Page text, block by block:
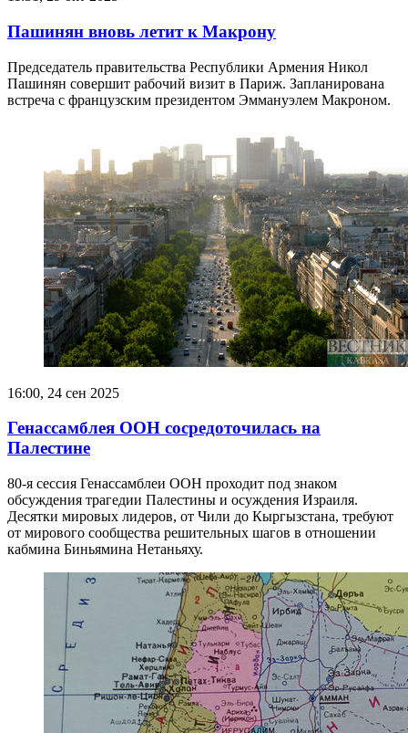
Пашинян вновь летит к Макрону
Председатель правительства Республики Армения Никол
Пашинян совершит рабочий визит в Париж. Запланирована
встреча с французским президентом Эммануэлем Макроном.
16:00, 24 сен 2025
Генассамблея ООН сосредоточилась на
Палестине
80-я сессия Генассамблеи ООН проходит под знаком
обсуждения трагедии Палестины и осуждения Израиля.
Десятки мировых лидеров, от Чили до Кыргызстана, требуют
от мирового сообщества решительных шагов в отношении
кабмина Биньямина Нетаньяху.